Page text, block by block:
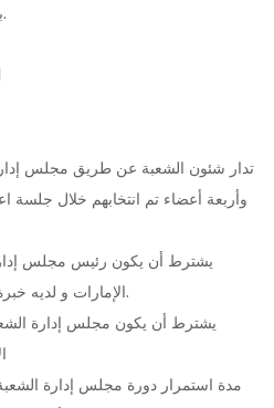
بما فيها عملية الترشيح و الانتخاب.
وأربعة أعضاء تم انتخابهم خلال جلسة
الإمارات و لديه خبرة عملية لا تقل عن خمس سنوات.